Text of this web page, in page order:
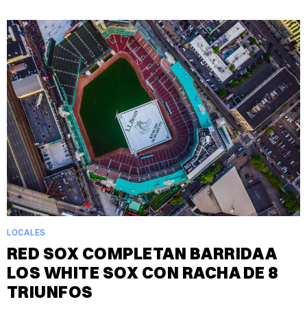
LOCALES
RED SOX COMPLETAN BARRIDA A
LOS WHITE SOX CON RACHA DE 8
TRIUNFOS